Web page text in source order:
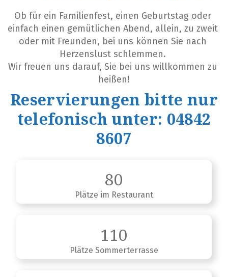
Ob für ein Familienfest, einen Geburtstag oder
einfach einen gemütlichen Abend, allein, zu zweit
oder mit Freunden, bei uns können Sie nach
Herzenslust schlemmen.
Wir freuen uns darauf, Sie bei uns willkommen zu
heißen!
Reservierungen bitte nur
telefonisch unter: 04842
8607
80
Plätze im Restaurant
110
Plätze Sommerterrasse